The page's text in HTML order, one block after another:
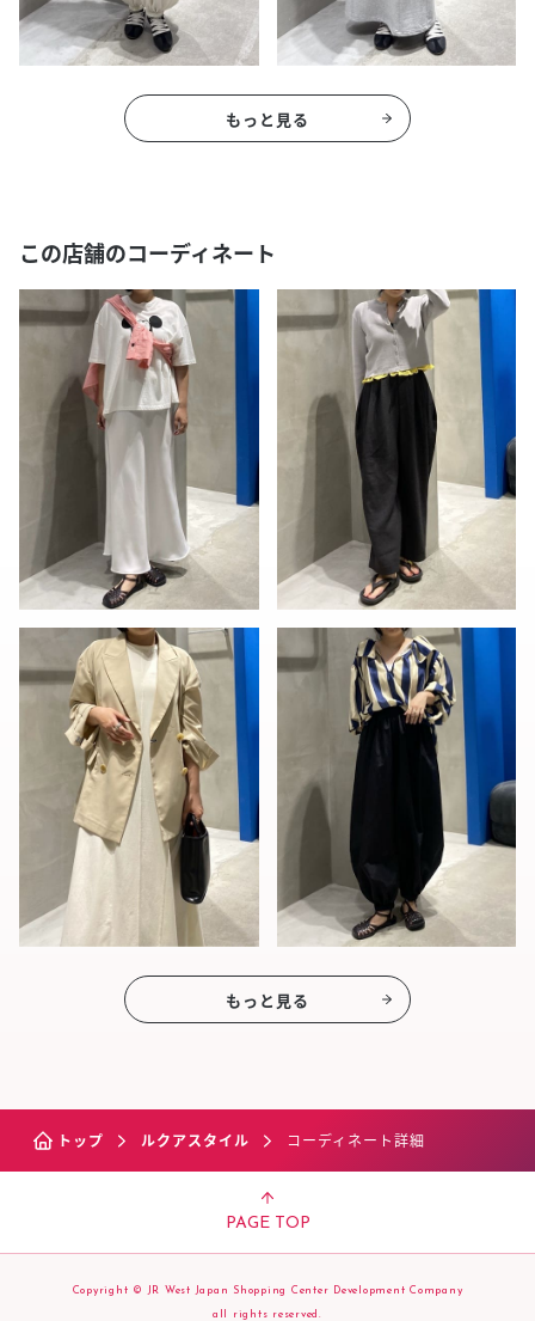
もっと見る
この店舗のコーディネート
もっと見る
トップ ルクアスタイル コーディネート詳細
PAGE TOP
Copyright © JR West Japan Shopping Center Development Company
all rights reserved.